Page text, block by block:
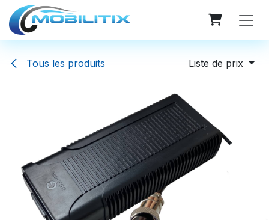
Se rendre au contenu
Tous les produits Liste de prix